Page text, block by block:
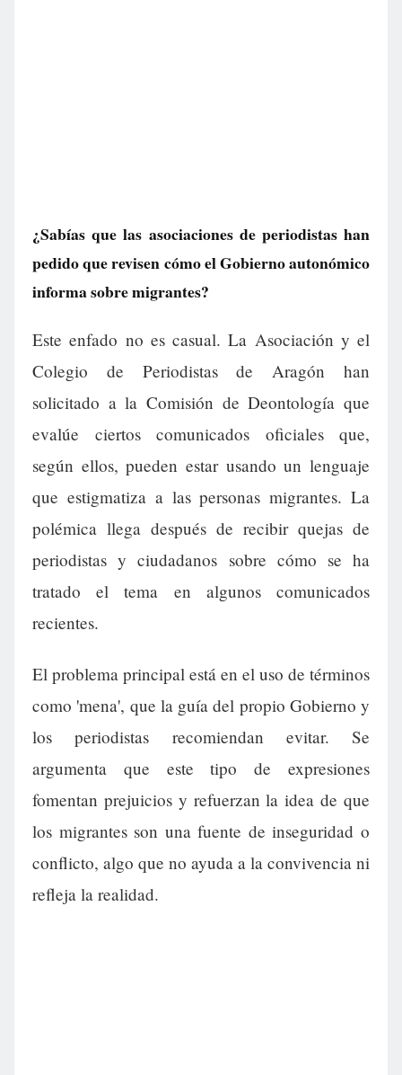
¿Sabías que las asociaciones de periodistas han
pedido que revisen cómo el Gobierno autonómico
informa sobre migrantes?
Este enfado no es casual. La Asociación y el
Colegio de Periodistas de Aragón han
solicitado a la Comisión de Deontología que
evalúe ciertos comunicados oficiales que,
según ellos, pueden estar usando un lenguaje
que estigmatiza a las personas migrantes. La
polémica llega después de recibir quejas de
periodistas y ciudadanos sobre cómo se ha
tratado el tema en algunos comunicados
recientes.
El problema principal está en el uso de términos
como 'mena', que la guía del propio Gobierno y
los periodistas recomiendan evitar. Se
argumenta que este tipo de expresiones
fomentan prejuicios y refuerzan la idea de que
los migrantes son una fuente de inseguridad o
conflicto, algo que no ayuda a la convivencia ni
refleja la realidad.